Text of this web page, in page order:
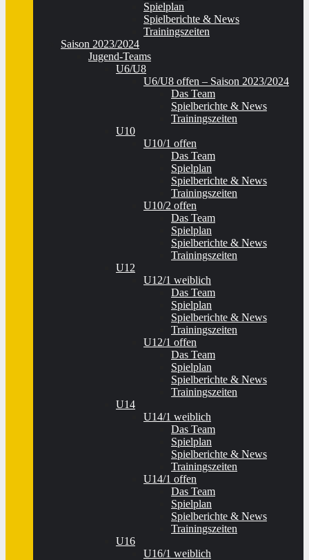
Spielplan
Spielberichte & News
Trainingszeiten
Saison 2023/2024
Jugend-Teams
U6/U8
U6/U8 offen – Saison 2023/2024
Das Team
Spielberichte & News
Trainingszeiten
U10
U10/1 offen
Das Team
Spielplan
Spielberichte & News
Trainingszeiten
U10/2 offen
Das Team
Spielplan
Spielberichte & News
Trainingszeiten
U12
U12/1 weiblich
Das Team
Spielplan
Spielberichte & News
Trainingszeiten
U12/1 offen
Das Team
Spielplan
Spielberichte & News
Trainingszeiten
U14
U14/1 weiblich
Das Team
Spielplan
Spielberichte & News
Trainingszeiten
U14/1 offen
Das Team
Spielplan
Spielberichte & News
Trainingszeiten
U16
U16/1 weiblich